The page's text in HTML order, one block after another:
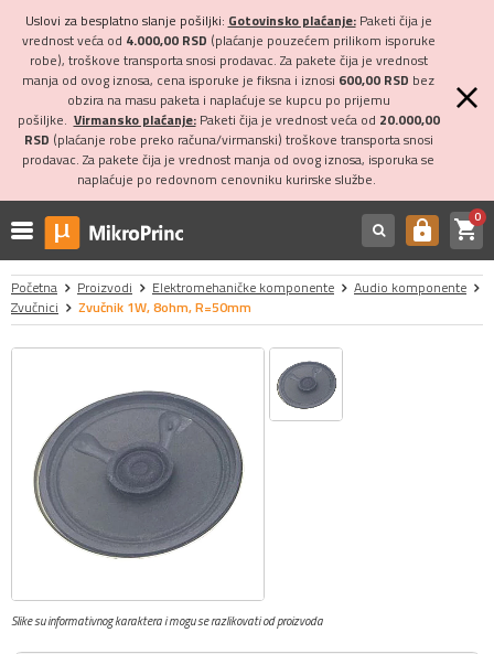
Uslovi za besplatno slanje pošiljki: Gotovinsko plaćanje:Paketi čija je
vrednost veća od 4.000,00 RSD (plaćanje pouzećem prilikom isporuke
robe), troškove transporta snosi prodavac. Za pakete čija je vrednost
manja od ovog iznosa, cena isporuke je fiksna i iznosi 600,00 RSD bez
obzira na masu paketa i naplaćuje se kupcu po prijemu
pošiljke. Virmansko plaćanje:Paketi čija je vrednost veća od 20.000,00
RSD (plaćanje robe preko računa/virmanski) troškove transporta snosi
prodavac. Za pakete čija je vrednost manja od ovog iznosa, isporuka se
naplaćuje po redovnom cenovniku kurirske službe.
https shopping_cart0
Početna Proizvodi Elektromehaničke komponente
Audio komponente
Zvučnici
Zvučnik 1W, 8ohm, R=50mm
Slike su informativnog karaktera i mogu se razlikovati od proizvoda